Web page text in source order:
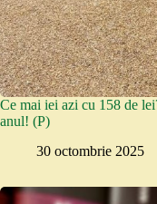
Ce mai iei azi cu 158 de
anul! (P)
30 octombrie 2025